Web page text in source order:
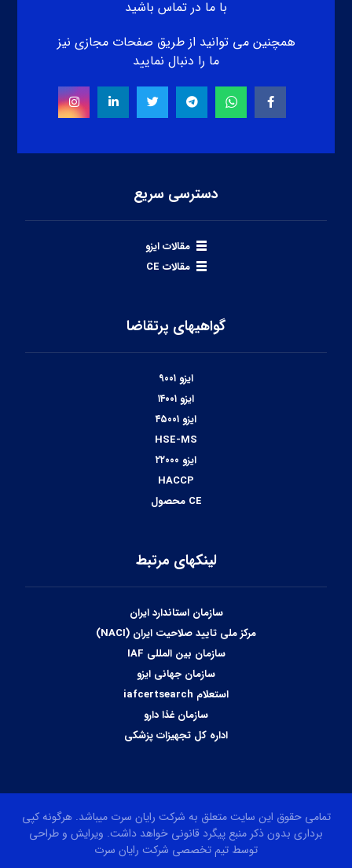
با ما در تماس باشید
همچنین می توانید از طریق صفحات مجازی نیز
ما را دنبال نمایید
دسترسی سریع
مقالات ایزو
مقالات CE
گواهیهای پرتقاضا
ایزو ۹۰۰۱
ایزو ۱۴۰۰۱
ایزو ۴۵۰۰۱
HSE-MS
ایزو ۲۲۰۰۰
HACCP
CE محصول
لینکهای مرتبط
سازمان استاندارد ایران
مرکز ملی تایید صلاحیت ایران (NACI)
سازمان بین المللی IAF
سازمان جهانی ایزو
استعلام iafcertsearch
سازمان غذا دارو
اداره کل تجهیزات پزشکی
تمامی حقوق این سایت متعلق به شرکت رایان سرت میباشد. هرگونه کپی
برداری بدون ذکر منبع پیگرد قانونی خواهد داشت. ویرایش و طراحی
توسط تیم تخصصی شرکت رایان سرت